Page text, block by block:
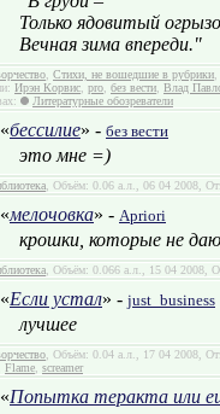
Только ядовитый
Вечная зима впереди."
Стихи, не вошедшие в рубрики
Ирэн Корвис pro без вести Влад
Литературные обозреватели
«бессилие» - без вести
это мне =)
, Объём: 0.06 а.л., 06 04 2008,
«мелочовка» - Apriori
крошки, которые не
, Объём: 0.066 а.л., 15 04 2008,
«Если устал» - just_business
лучшее
, Объём: 0.04 а.л., 17 04 2008,
Flame screamer
«Попытка теракта или